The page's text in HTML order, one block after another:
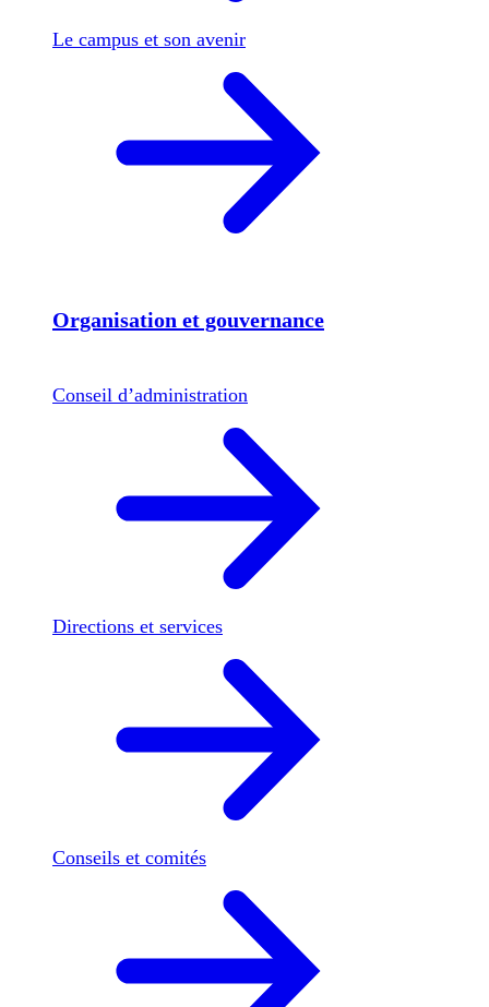
Le campus et son avenir
Organisation et gouvernance
Conseil d’administration
Directions et services
Conseils et comités